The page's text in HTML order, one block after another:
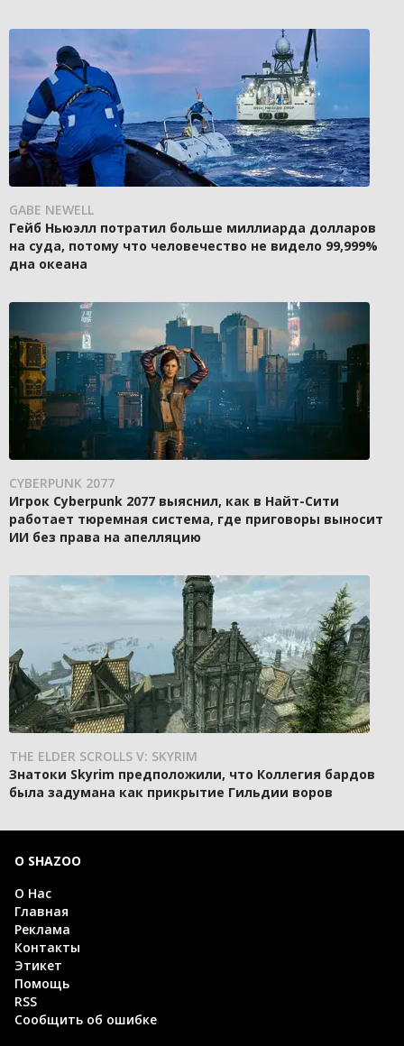
GABE NEWELL
Гейб Ньюэлл потратил больше миллиарда долларов
на суда, потому что человечество не видело 99,999%
дна океана
CYBERPUNK 2077
Игрок Cyberpunk 2077 выяснил, как в Найт-Сити
работает тюремная система, где приговоры выносит
ИИ без права на апелляцию
THE ELDER SCROLLS V: SKYRIM
Знатоки Skyrim предположили, что Коллегия бардов
была задумана как прикрытие Гильдии воров
О SHAZOO
О Нас
Главная
Реклама
Контакты
Этикет
Помощь
RSS
Сообщить об ошибке